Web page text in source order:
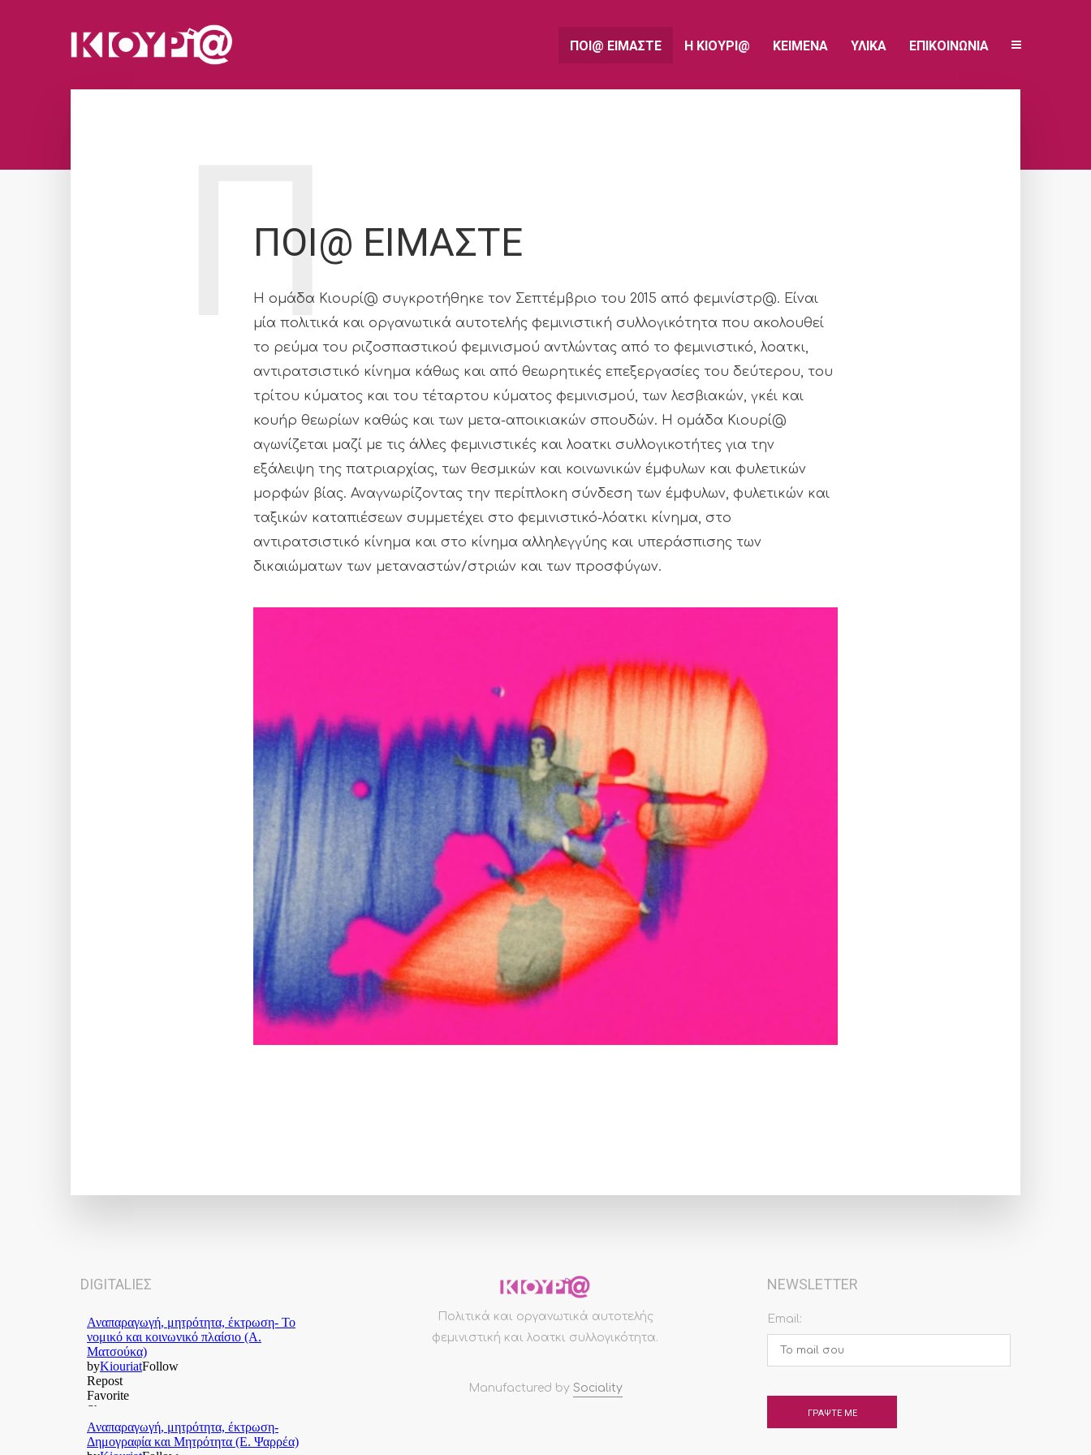
ΠΟΙ@ ΕΙΜΑΣΤΕ Η ΚΙΟΥΡΙ@ ΚΕΙΜΕΝΑ ΥΛΙΚΑ ΕΠΙΚΟΙΝΩΝΙΑ
ΠΟΙ@ ΕΙΜΑΣΤΕ
Π
Η ομάδα Κιουρί@ συγκροτήθηκε τον Σεπτέμβριο του 2015 από φεμινίστρ@. Είναι
μία πολιτικά και οργανωτικά αυτοτελής φεμινιστική συλλογικότητα που ακολουθεί
το ρεύμα του ριζοσπαστικού φεμινισμού αντλώντας από το φεμινιστικό, λοατκι,
αντιρατσιστικό κίνημα κάθως και από θεωρητικές επεξεργασίες του δεύτερου, του
τρίτου κύματος και του τέταρτου κύματος φεμινισμού, των λεσβιακών, γκέι και
κουήρ θεωρίων καθώς και των μετα-αποικιακών σπουδών. Η ομάδα Κιουρί@
αγωνίζεται μαζί με τις άλλες φεμινιστικές και λοατκι συλλογικοτήτες για την
εξάλειψη της πατριαρχίας, των θεσμικών και κοινωνικών έμφυλων και φυλετικών
μορφών βίας. Αναγνωρίζοντας την περίπλοκη σύνδεση των έμφυλων, φυλετικών και
ταξικών καταπιέσεων συμμετέχει στο φεμινιστικό-λόατκι κίνημα, στο
αντιρατσιστικό κίνημα και στο κίνημα αλληλεγγύης και υπεράσπισης των
δικαιώματων των μεταναστών/στριών και των προσφύγων.
DIGITALΙΕΣ
Πολιτικά και οργανωτικά αυτοτελής
φεμινιστική και λοατκι συλλογικότητα.
Manufactured by Sociality
NEWSLETTER
Email: